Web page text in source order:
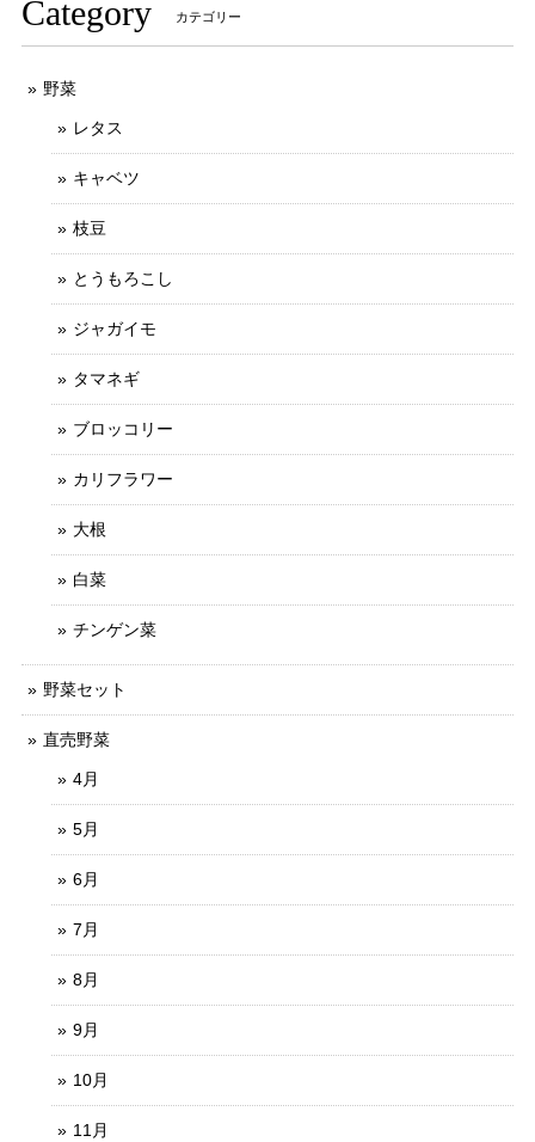
Category カテゴリー
野菜
レタス
キャベツ
枝豆
とうもろこし
ジャガイモ
タマネギ
ブロッコリー
カリフラワー
大根
白菜
チンゲン菜
野菜セット
直売野菜
4月
5月
6月
7月
8月
9月
10月
11月